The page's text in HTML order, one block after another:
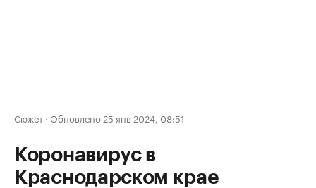
Сюжет · Обновлено 25 янв 2024, 08:51
Коронавирус в
Краснодарском крае